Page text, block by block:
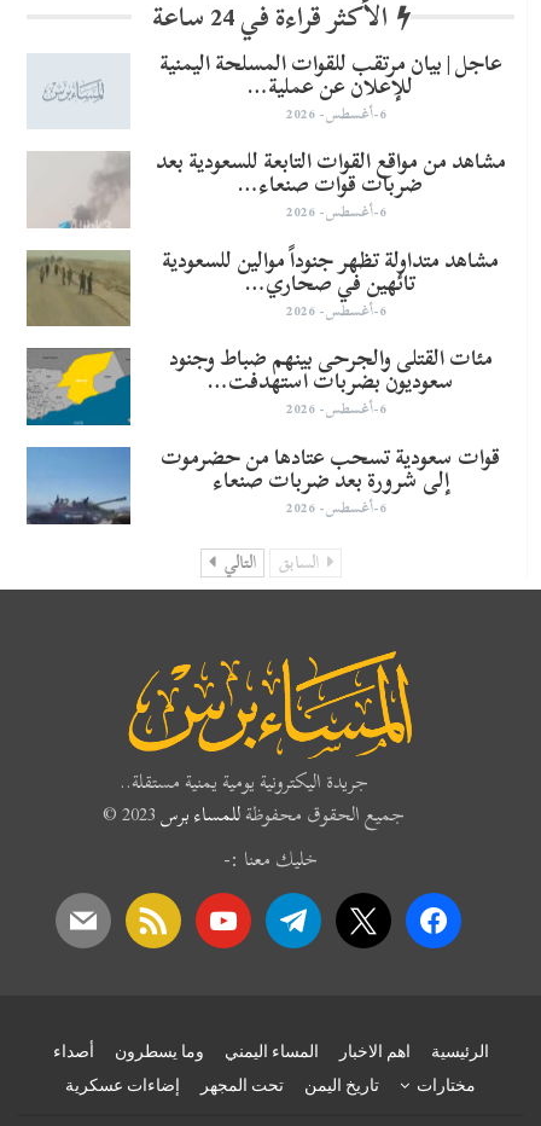
الأكثر قراءة في 24 ساعة
عاجل | بيان مرتقب للقوات المسلحة اليمنية
للإعلان عن عملية…
6-أغسطس- 2026
مشاهد من مواقع القوات التابعة للسعودية بعد
ضربات قوات صنعاء…
6-أغسطس- 2026
مشاهد متداولة تظهر جنوداً موالين للسعودية
تائهين في صحاري…
6-أغسطس- 2026
مئات القتلى والجرحى بينهم ضباط وجنود
سعوديون بضربات استهدفت…
6-أغسطس- 2026
قوات سعودية تسحب عتادها من حضرموت
إلى شرورة بعد ضربات صنعاء
6-أغسطس- 2026
السابق التالي
جريدة اليكترونية يومية يمنية مستقلة..
جميع الحقوق محفوظةللمساء برس
خليك معنا :-
facebook
x
telegram
youtube
rss
mail
الرئيسية اهم الاخبار المساء اليمني وما يسطرون
أصداء
مختارات
تاريخ اليمن تحت المجهر إضاءات عسكرية